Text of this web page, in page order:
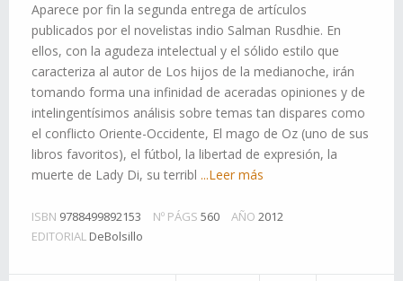
Aparece por fin la segunda entrega de artículos
publicados por el novelistas indio Salman Rusdhie. En
ellos, con la agudeza intelectual y el sólido estilo que
caracteriza al autor de Los hijos de la medianoche, irán
tomando forma una infinidad de aceradas opiniones y de
intelingentísimos análisis sobre temas tan dispares como
el conflicto Oriente-Occidente, El mago de Oz (uno de sus
libros favoritos), el fútbol, la libertad de expresión, la
muerte de Lady Di, su terribl ...Leer más
ISBN 9788499892153 Nº PÁGS 560 AÑO 2012
EDITORIAL DeBolsillo